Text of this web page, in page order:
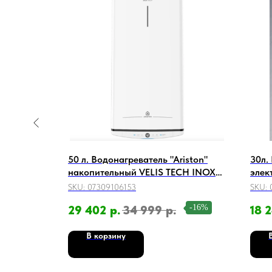
50 л. Водонагреватель "Ariston"
накопительный VELIS TECH INOX
PW ABSE 50, белый
SKU: 07309106153
29 402 р.34 999 р. -16%
В корзину
30л.
SKU:
18